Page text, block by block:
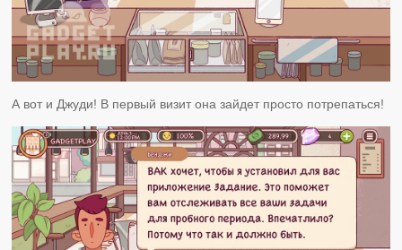
А вот и Джуди! В первый визит она зайдет просто потрепаться!